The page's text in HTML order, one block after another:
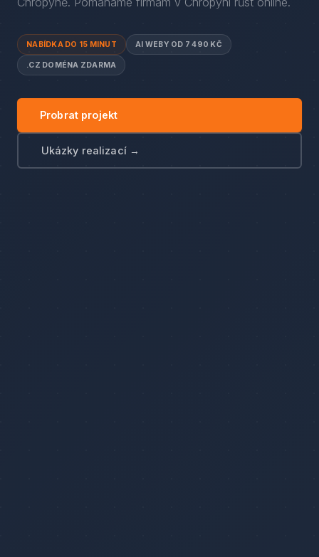
NABÍDKA DO 15 MINUT AI WEBY OD 7 490 KČ
.CZ DOMÉNA ZDARMA
Probrat projekt
Ukázky realizací →